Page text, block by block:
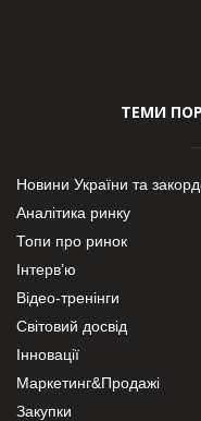
ТЕМИ
Новини України та
Аналітика ринку
Топи про ринок
Інтерв’ю
Відео-тренінги
Світовий досвід
Інновації
Маркетинг&Продажі
Закупки